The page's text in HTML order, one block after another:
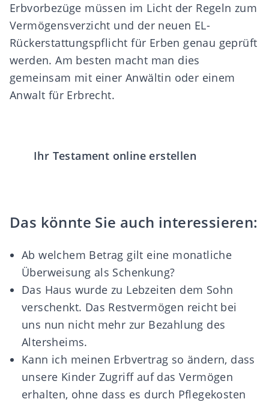
Erbvorbezüge müssen im Licht der Regeln zum
Vermögensverzicht und der neuen EL-
Rückerstattungspflicht für Erben genau geprüft
werden. Am besten macht man dies
gemeinsam mit einer Anwältin oder einem
Anwalt für Erbrecht.
Ihr Testament online erstellen
Das könnte Sie auch interessieren:
Ab welchem Betrag gilt eine monatliche
Überweisung als Schenkung?
Das Haus wurde zu Lebzeiten dem Sohn
verschenkt. Das Restvermögen reicht bei
uns nun nicht mehr zur Bezahlung des
Altersheims.
Kann ich meinen Erbvertrag so ändern, dass
unsere Kinder Zugriff auf das Vermögen
erhalten, ohne dass es durch Pflegekosten